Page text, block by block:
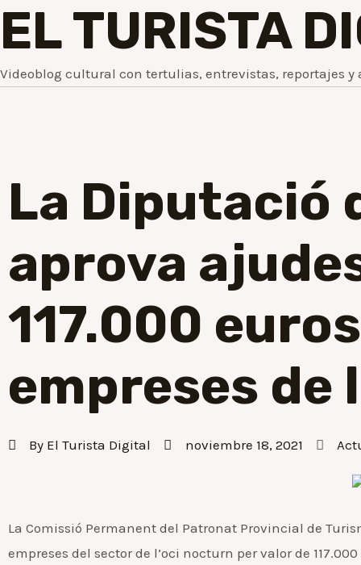
EL TURISTA
Videoblog cultural con tertulias, entrevistas, reportajes y
La Diputació
aprova
117.000
empreses de
By El Turista Digital noviembre 18, 2021
La Comissió Permanent del Patronat Provincial de
empreses del sector de l’oci nocturn per valor de